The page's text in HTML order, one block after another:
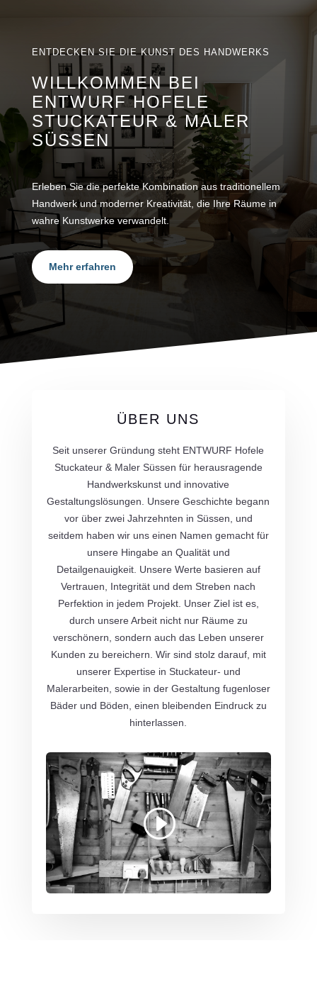
ENTDECKEN SIE DIE KUNST DES HANDWERKS
WILLKOMMEN BEI
ENTWURF HOFELE
STUCKATEUR & MALER
SÜSSEN
Erleben Sie die perfekte Kombination aus traditionellem
Handwerk und moderner Kreativität, die Ihre Räume in
wahre Kunstwerke verwandelt.
Mehr erfahren
ÜBER UNS
Seit unserer Gründung steht ENTWURF Hofele
Stuckateur & Maler Süssen für herausragende
Handwerkskunst und innovative
Gestaltungslösungen. Unsere Geschichte begann
vor über zwei Jahrzehnten in Süssen, und
seitdem haben wir uns einen Namen gemacht für
unsere Hingabe an Qualität und
Detailgenauigkeit. Unsere Werte basieren auf
Vertrauen, Integrität und dem Streben nach
Perfektion in jedem Projekt. Unser Ziel ist es,
durch unsere Arbeit nicht nur Räume zu
verschönern, sondern auch das Leben unserer
Kunden zu bereichern. Wir sind stolz darauf, mit
unserer Expertise in Stuckateur- und
Malerarbeiten, sowie in der Gestaltung fugenloser
Bäder und Böden, einen bleibenden Eindruck zu
hinterlassen.
Mit dem Laden des Videos akzeptieren Sie
die Datenschutzerklärung von YouTube.
Mehr erfahren
Video laden
YouTube immer entsperren